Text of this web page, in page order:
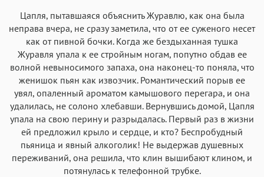
Цапля, пытавшаяся объяснить Журавлю, как она была
неправа вчера, не сразу заметила, что от ее суженого несет
как от пивной бочки. Когда же бездыханная тушка
Журавля упала к ее стройным ногам, попутно обдав ее
волной невыносимого запаха, она наконец-то поняла, что
женишок пьян как извозчик. Романтический порыв ее
увял, опаленный ароматом камышового перегара, и она
удалилась, не солоно хлебавши. Вернувшись домой, Цапля
упала на свою перину и разрыдалась. Первый раз в жизни
ей предложил крыло и сердце, и кто? Беспробудный
пьяница и явный алкоголик! Не выдержав душевных
переживаний, она решила, что клин вышибают клином, и
потянулась к телефонной трубке.